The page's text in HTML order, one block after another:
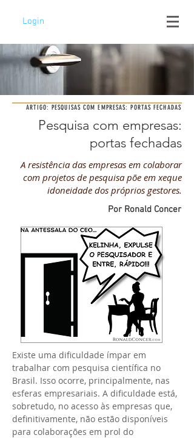
Login
ARTIGO: PESQUISAS COM EMPRESAS: PORTAS FECHADAS
Pesquisa com empresas:
portas fechadas
A resistência das empresas em colaborar
com projetos de pesquisa põe em xeque
idoneidade dos próprios gestores.
Por Ronald Concer
Existe uma dificuldade ímpar em
trabalhar com pesquisa científica no
Brasil. Isso ocorre, principalmente, nas
esferas empresariais. A dificuldade está,
sobretudo, no acesso às empresas que,
definitivamente, não estão disponíveis
para colaborações em prol do